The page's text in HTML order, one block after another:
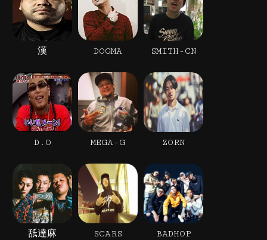
漢 DOGMA SMITH-CN
D.O MEGA-G ZORN
舐達麻 SCARS BADHOP